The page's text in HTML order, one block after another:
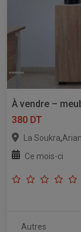
À vendre –
380 DT
La Soukra,
Ce mois-ci
Autres